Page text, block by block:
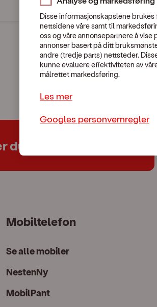
En
Vennligst kontakt
du hjelp?
Mobiltelefon
Se alle mobiler
NestenNy
MobilPant
Disse informasjonskapslene
nettsidene våre samt til
oss og våre annonsepartnere å
annonser basert på ditt
andre (tredje parts) nettsteder.
kunne evaluere effektiviteten av
målrettet markedsføring.
Les mer
Googles personvernregler